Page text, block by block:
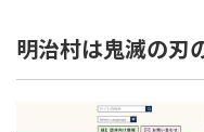
明治村は鬼滅の刃